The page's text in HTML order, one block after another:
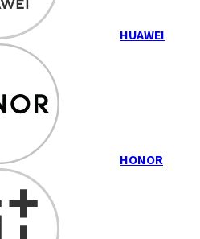
HUAWEI
HONOR